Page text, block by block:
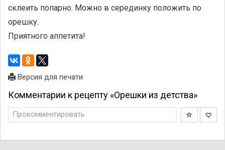
склеить попарно. Можно в серединку положить по
орешку.
Приятного аппетита!
Версия для печати
Комментарии к рецепту «Орешки из детства»
Прокомментировать